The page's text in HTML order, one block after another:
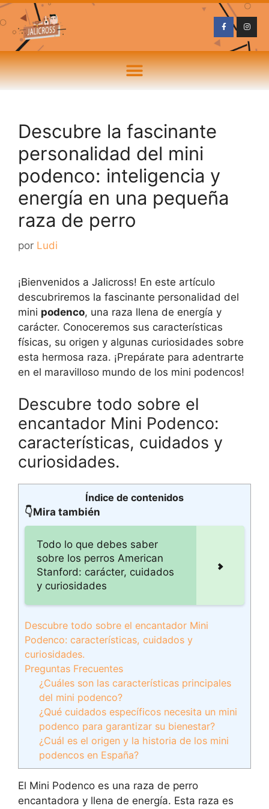
Descubre la fascinante
personalidad del mini
podenco: inteligencia y
energía en una pequeña
raza de perro
por Ludi
¡Bienvenidos a Jalicross! En este artículo
descubriremos la fascinante personalidad del
mini podenco, una raza llena de energía y
carácter. Conoceremos sus características
físicas, su origen y algunas curiosidades sobre
esta hermosa raza. ¡Prepárate para adentrarte
en el maravilloso mundo de los mini podencos!
Descubre todo sobre el
encantador Mini Podenco:
características, cuidados y
curiosidades.
Índice de contenidos
👇Mira también
Todo lo que debes saber
sobre los perros American
Stanford: carácter, cuidados
y curiosidades
Descubre todo sobre el encantador Mini
Podenco: características, cuidados y
curiosidades.
Preguntas Frecuentes
¿Cuáles son las características principales
del mini podenco?
¿Qué cuidados específicos necesita un mini
podenco para garantizar su bienestar?
¿Cuál es el origen y la historia de los mini
podencos en España?
El Mini Podenco es una raza de perro
encantadora y llena de energía. Esta raza es